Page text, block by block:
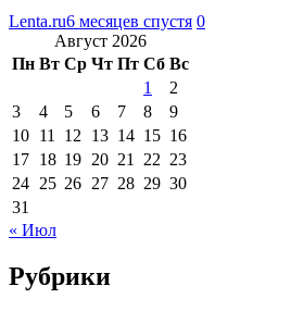
Lenta.ru6 месяцев спустя 0
Август 2026
Пн Вт Ср Чт Пт Сб Вс
1
2
3
4 5 6 7 8
9
10 11 12 13 14 15 16
17 18 19 20 21 22 23
24 25 26 27 28 29 30
31
« Июл
Рубрики